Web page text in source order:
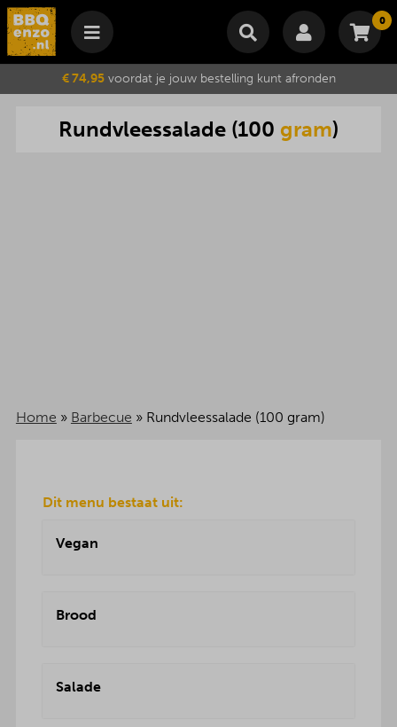
0
Winkelmand
Je winkelwagen is momenteel leeg.
Subtotaal €
Wijzig winkelmand Bestellen
€ 74,95voordat je jouw bestelling kunt afronden
Rundvleessalade (100 gram)
Home » Barbecue » Rundvleessalade (100 gram)
Dit menu bestaat uit:
Vegan
Brood
Salade